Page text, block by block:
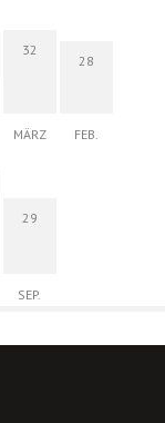
32
MÄRZ
28
FEB.
29
SEP.